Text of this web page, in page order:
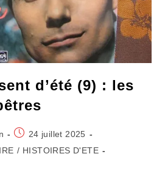
d’été (9) : les
Publication
publiée :
24 juillet 2025
/ HISTOIRES D'ETE